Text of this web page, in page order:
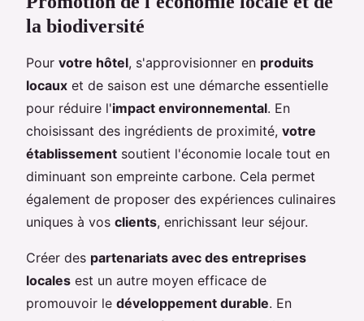
la biodiversité
Pour votre hôtel, s'approvisionner en produits
locaux et de saison est une démarche essentielle
pour réduire l'impact environnemental. En
choisissant des ingrédients de proximité, votre
établissement soutient l'économie locale tout en
diminuant son empreinte carbone. Cela permet
également de proposer des expériences culinaires
uniques à vos clients, enrichissant leur séjour.
Créer des partenariats avec des entreprises
locales est un autre moyen efficace de
promouvoir le développement durable. En